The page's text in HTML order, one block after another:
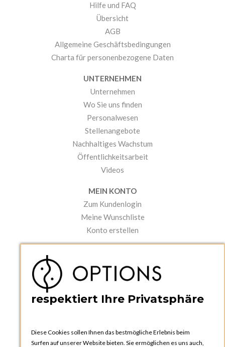
Hilfe und FAQ
Übersicht
AGB
Allgemeine Geschäftsbedingungen
Charta für personenbezogene Daten
UNTERNEHMEN
Unternehmen
Wo Sie uns finden
Personalwesen
Stellenangebote
Nachhaltiges Wachstum
Öffentlichkeitsarbeit
Videos
MEIN KONTO
Zum Kundenlogin
Meine Wunschliste
Konto erstellen
Kataloge und Bestellschein
Bedienungsanleitungen
respektiert Ihre Privatsphäre
Diese Cookies sollen Ihnen das bestmögliche Erlebnis beim
Surfen auf unserer Website bieten. Sie ermöglichen es uns auch,